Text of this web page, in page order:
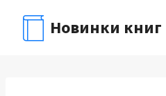
содержимому
Новинки книг